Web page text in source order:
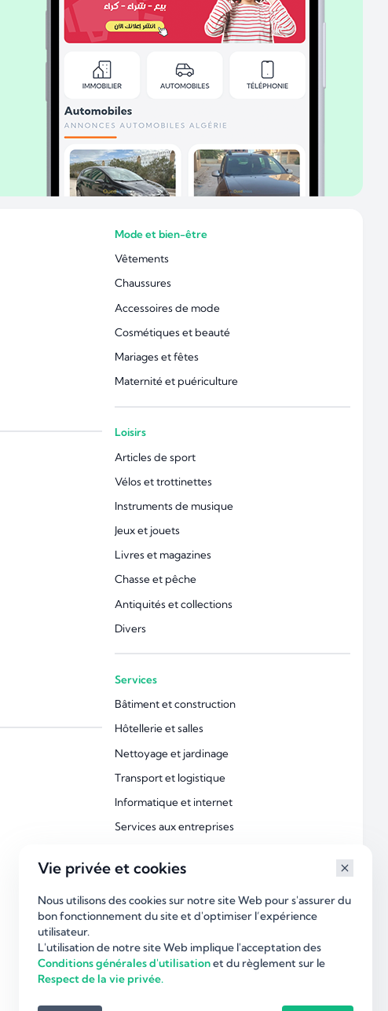
Mode et bien-être
Vêtements
Chaussures
Accessoires de mode
Cosmétiques et beauté
Mariages et fêtes
Maternité et puériculture
Loisirs
Articles de sport
Vélos et trottinettes
Instruments de musique
Jeux et jouets
Livres et magazines
Chasse et pêche
Antiquités et collections
Divers
Services
Bâtiment et construction
Hôtellerie et salles
Nettoyage et jardinage
Transport et logistique
Informatique et internet
Services aux entreprises
Industrie et technologies
Éducation et Soutien scolaire
Esthétique et beauté
Services aux particuliers
Vie privée et cookies
Nous utilisons des cookies sur notre site Web pour s'assurer du
bon fonctionnement du site et d'optimiser l’expérience
utilisateur.
L'utilisation de notre site Web implique l'acceptation des
Conditions générales d'utilisationet du règlement sur le
Respect de la vie privée.